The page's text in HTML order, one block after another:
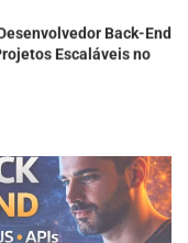
Back-End
Escaláveis no